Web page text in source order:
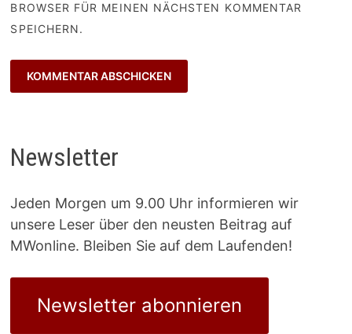
BROWSER FÜR MEINEN NÄCHSTEN KOMMENTAR
SPEICHERN.
Newsletter
Jeden Morgen um 9.00 Uhr informieren wir
unsere Leser über den neusten Beitrag auf
MWonline. Bleiben Sie auf dem Laufenden!
Newsletter abonnieren